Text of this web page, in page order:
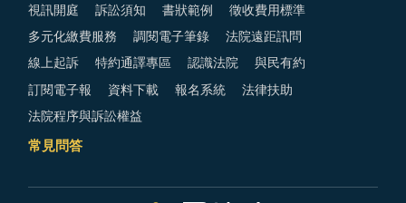
視訊開庭 訴訟須知 書狀範例 徵收費用標準
多元化繳費服務 調閱電子筆錄 法院遠距訊問
線上起訴 特約通譯專區 認識法院 與民有約
訂閱電子報 資料下載 報名系統 法律扶助
法院程序與訴訟權益
常見問答